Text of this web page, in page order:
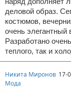
деловой образ.
костюмов,
очень элегантный
Разработано
теплого, так и
Никита Миронов 17-
Мода